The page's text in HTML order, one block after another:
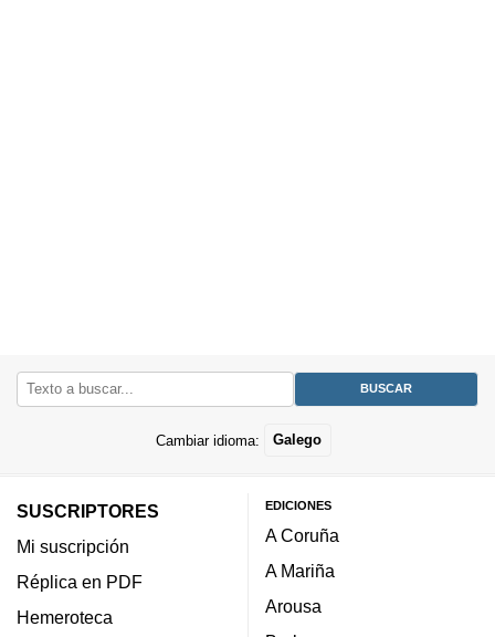
Cambiar idioma: Galego
SUSCRIPTORES
Mi suscripción
Réplica en PDF
Hemeroteca
EDICIONES
A Coruña
A Mariña
Arousa